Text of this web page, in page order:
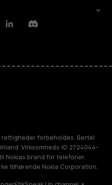
LinkedinDiscord
rettigheder forbeholdes. Bertel
Virksomheds-ID 2724044-
Nokias brand for telefoner.
tilhørende Nokia Corporation.